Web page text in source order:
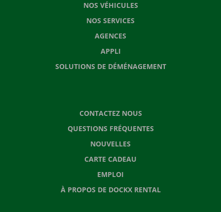
NOS VÉHICULES
NOS SERVICES
AGENCES
APPLI
SOLUTIONS DE DÉMÉNAGEMENT
CONTACTEZ NOUS
QUESTIONS FRÉQUENTES
NOUVELLES
CARTE CADEAU
EMPLOI
À PROPOS DE DOCKX RENTAL